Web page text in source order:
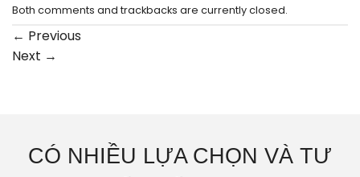
Both comments and trackbacks are currently closed.
← Previous
Next →
CÓ NHIỀU LỰA CHỌN VÀ TƯ